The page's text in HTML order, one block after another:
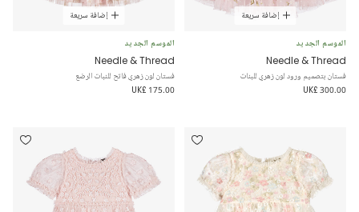
إضافة سريعة
الموسم الجديد
Needle & Thread
فستان بتصميم ورود لون زهري للبنات
UK£ 300.00
إضافة سريعة
الموسم الجديد
Needle & Thread
فستان لون زهري فاتح للنبات الرضع
UK£ 175.00